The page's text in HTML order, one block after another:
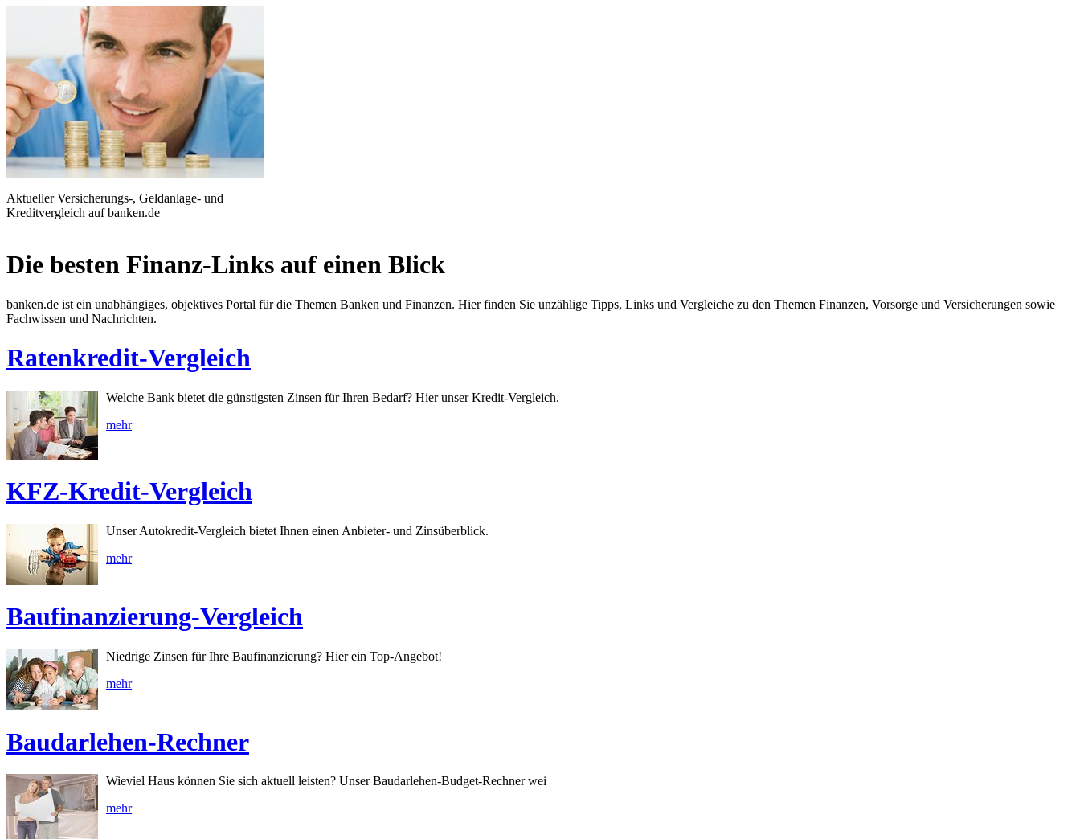
Aktueller Versicherungs-, Geldanlage- und
Kreditvergleich auf banken.de
Die besten Finanz-Links auf einen Blick
banken.de ist ein unabhängiges, objektives Portal für die Themen Banken und Finanzen. Hier finden Sie unzählige Tipps, Links und Vergleiche zu den Themen Finanzen, Vorsorge und Versicherungen sowie
Fachwissen und Nachrichten.
Ratenkredit-Vergleich
Welche Bank bietet die günstigsten Zinsen für Ihren Bedarf? Hier unser Kredit-Vergleich.
mehr
KFZ-Kredit-Vergleich
Unser Autokredit-Vergleich bietet Ihnen einen Anbieter- und Zinsüberblick.
mehr
Baufinanzierung-Vergleich
Niedrige Zinsen für Ihre Baufinanzierung? Hier ein Top-Angebot!
mehr
Baudarlehen-Rechner
Wieviel Haus können Sie sich aktuell leisten? Unser Baudarlehen-Budget-Rechner wei
mehr